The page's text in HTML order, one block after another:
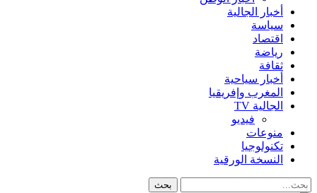
أخبار الجالية
سياسة
اقتصاد
رياضة
ثقافة
أخبار سياحية
المغرب وإفريقيا
الجالية TV
فيديو
منوعات
تكنولوجيا
النسخة الورقية